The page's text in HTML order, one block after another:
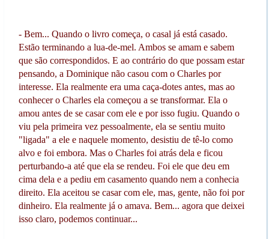
- Bem... Quando o livro começa, o casal já está casado.
Estão terminando a lua-de-mel. Ambos se amam e sabem
que são correspondidos. E ao contrário do que possam estar
pensando, a Dominique não casou com o Charles por
interesse. Ela realmente era uma caça-dotes antes, mas ao
conhecer o Charles ela começou a se transformar. Ela o
amou antes de se casar com ele e por isso fugiu. Quando o
viu pela primeira vez pessoalmente, ela se sentiu muito
"ligada" a ele e naquele momento, desistiu de tê-lo como
alvo e foi embora. Mas o Charles foi atrás dela e ficou
perturbando-a até que ela se rendeu. Foi ele que deu em
cima dela e a pediu em casamento quando nem a conhecia
direito. Ela aceitou se casar com ele, mas, gente, não foi por
dinheiro. Ela realmente já o amava. Bem... agora que deixei
isso claro, podemos continuar...